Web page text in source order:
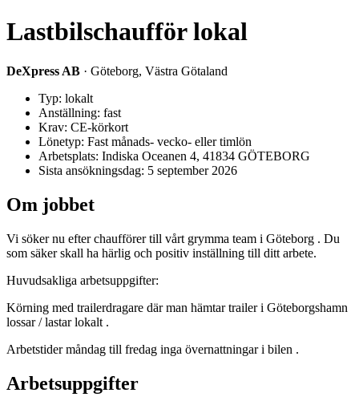
Lastbilschaufför lokal
DeXpress AB · Göteborg, Västra Götaland
Typ: lokalt
Anställning: fast
Krav: CE-körkort
Lönetyp: Fast månads- vecko- eller timlön
Arbetsplats: Indiska Oceanen 4, 41834 GÖTEBORG
Sista ansökningsdag: 5 september 2026
Om jobbet
Vi söker nu efter chaufförer till vårt grymma team i Göteborg . Du
som säker skall ha härlig och positiv inställning till ditt arbete.
Huvudsakliga arbetsuppgifter:
Körning med trailerdragare där man hämtar trailer i Göteborgshamn
lossar / lastar lokalt .
Arbetstider måndag till fredag inga övernattningar i bilen .
Arbetsuppgifter